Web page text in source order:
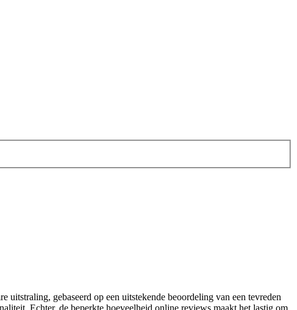
gebaseerd op een uitstekende beoordeling van een tevreden
Echter, de beperkte hoeveelheid online reviews maakt het lastig om